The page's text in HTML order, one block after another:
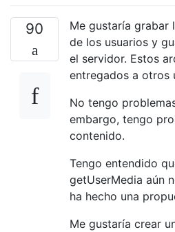
90
Me gustaría grabar
de los usuarios y
el servidor. Estos
entregados a otros
No tengo
embargo, tengo
contenido.
Tengo entendido
getUserMedia aún
ha hecho una
Me gustaría crear